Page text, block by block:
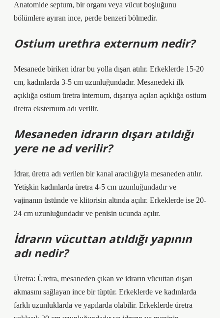
Anatomide septum, bir organı veya vücut boşluğunu
bölümlere ayıran ince, perde benzeri bölmedir.
Ostium urethra externum nedir?
Mesanede biriken idrar bu yolla dışarı atılır. Erkeklerde 15-20
cm, kadınlarda 3-5 cm uzunluğundadır. Mesanedeki ilk
açıklığa ostium üretra internum, dışarıya açılan açıklığa ostium
üretra eksternum adı verilir.
Mesaneden idrarın dışarı atıldığı
yere ne ad verilir?
İdrar, üretra adı verilen bir kanal aracılığıyla mesaneden atılır.
Yetişkin kadınlarda üretra 4-5 cm uzunluğundadır ve
vajinanın üstünde ve klitorisin altında açılır. Erkeklerde ise 20-
24 cm uzunluğundadır ve penisin ucunda açılır.
İdrarın vücuttan atıldığı yapının
adı nedir?
Üretra: Üretra, mesaneden çıkan ve idrarın vücuttan dışarı
akmasını sağlayan ince bir tüptür. Erkeklerde ve kadınlarda
farklı uzunluklarda ve yapılarda olabilir. Erkeklerde üretra